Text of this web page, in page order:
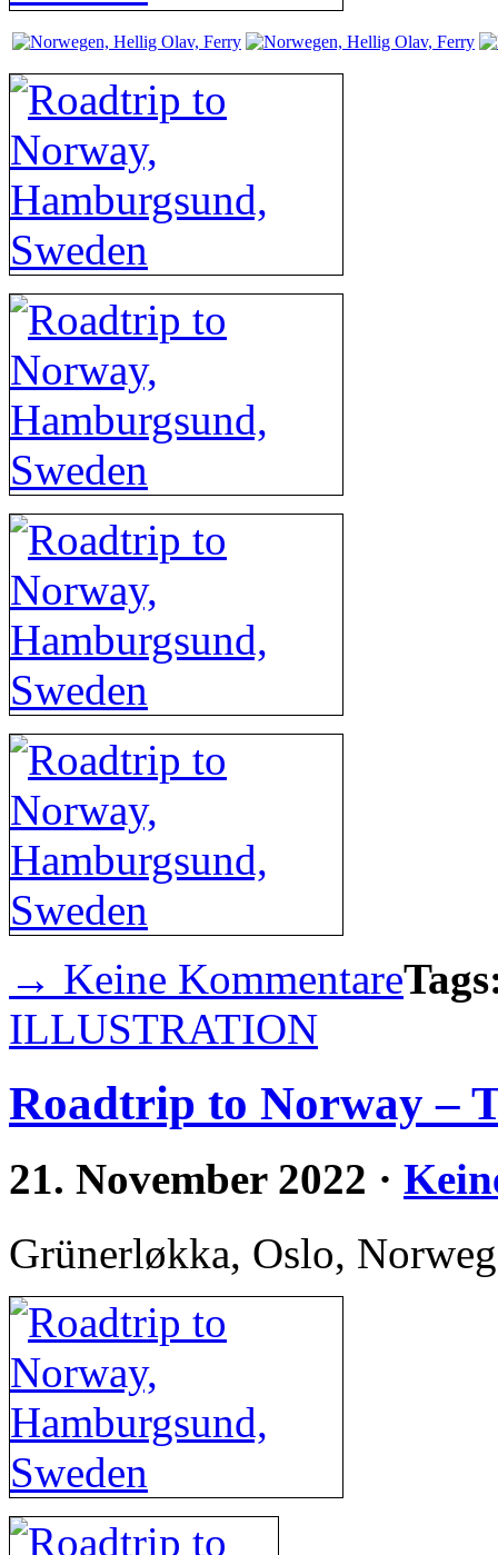
→ Keine Kommentare
ILLUSTRATION
Roadtrip to Norway –
21. November 2022 ·
Grünerløkka, Oslo,